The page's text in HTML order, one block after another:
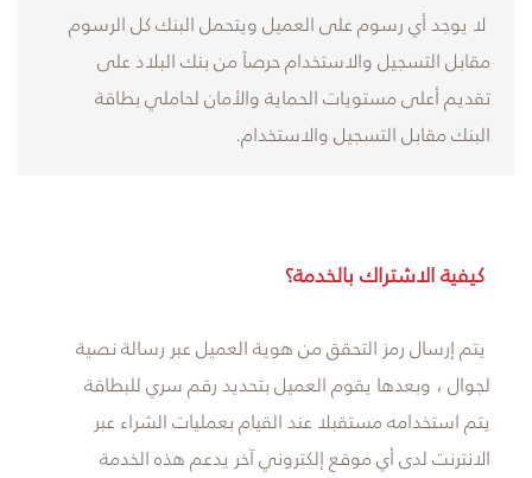
لا يوجد أي رسوم على العميل ويتحمل البنك كل الرسوم
مقابل التسجيل والاستخدام حرصاً من بنك البلاد على
تقديم أعلى مستويات الحماية والأمان لحاملي بطاقة
البنك مقابل التسجيل والاستخدام.
كيفية الاشتراك بالخدمة؟
يتم إرسال رمز التحقق من هوية العميل عبر رسالة نصية
لجوال ، وبعدها يقوم العميل بتحديد رقم سري للبطاقة
يتم استخدامه مستقبلا عند القيام بعمليات الشراء عبر
الانترنت لدى أي موقع إلكتروني آخر يدعم هذه الخدمة